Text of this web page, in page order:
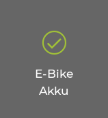
E-Bike
Akku